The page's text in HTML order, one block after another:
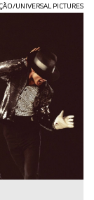
UNIVERSAL PICTURES